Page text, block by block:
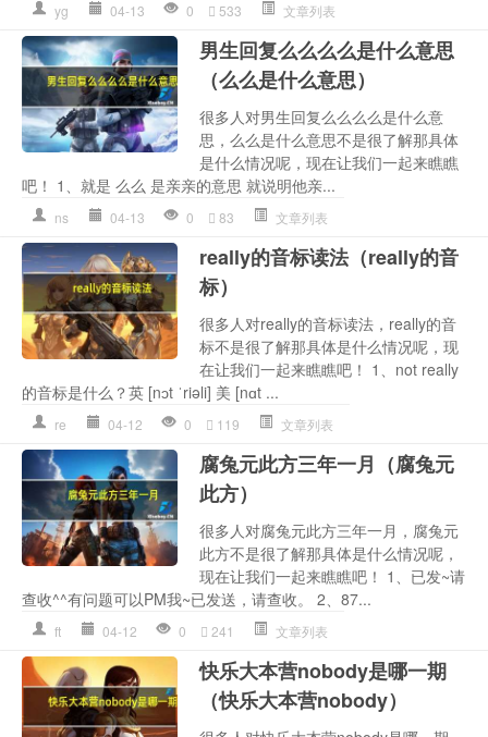
yg 04-13 0 533 文章列表
男生回复么么么么是什么意思
（么么是什么意思）
很多人对男生回复么么么么是什么意
思，么么是什么意思不是很了解那具体
是什么情况呢，现在让我们一起来瞧瞧
吧！ 1、就是 么么 是亲亲的意思 就说明他亲...
ns 04-13 0 83 文章列表
really的音标读法（really的音
标）
很多人对really的音标读法，really的音
标不是很了解那具体是什么情况呢，现
在让我们一起来瞧瞧吧！ 1、not really
的音标是什么？英 [nɔt ˈriəli] 美 [nɑt ...
re 04-12 0 119 文章列表
腐兔元此方三年一月（腐兔元
此方）
很多人对腐兔元此方三年一月，腐兔元
此方不是很了解那具体是什么情况呢，
现在让我们一起来瞧瞧吧！ 1、已发~请
查收^^有问题可以PM我~已发送，请查收。 2、87...
ft 04-12 0 241 文章列表
快乐大本营nobody是哪一期
（快乐大本营nobody）